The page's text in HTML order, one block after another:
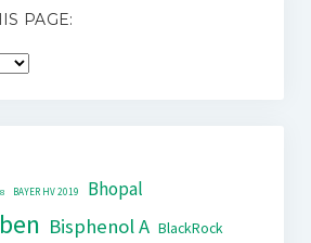
PAGE:
BAYER HV 2019 Bhopal
Bisphenol A BlackRock